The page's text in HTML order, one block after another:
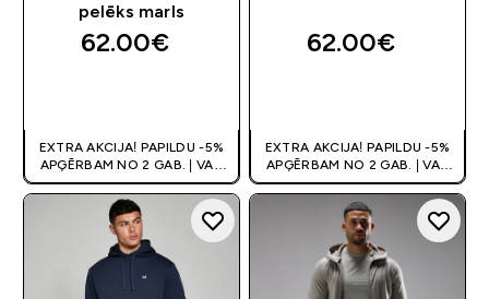
pelēks marls
62.00€‎
EXTRA AKCIJA! PAPILDU -5%
APĢĒRBAM NO 2 GAB. | VAR
APVIENOT AR KUPONU
62.00€‎
EXTRA AKCIJA! PAPILDU -5%
APĢĒRBAM NO 2 GAB. | VAR
APVIENOT AR KUPONU